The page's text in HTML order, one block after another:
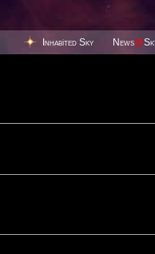
Inhabited Sky News@